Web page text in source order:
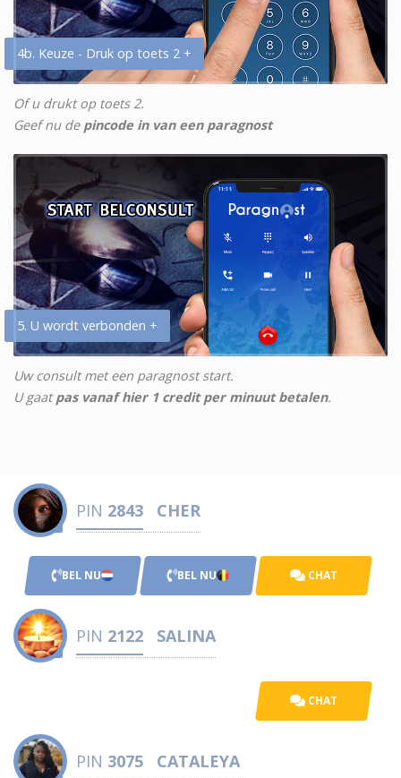
4b. Keuze - Druk op toets 2 +
Of u drukt op toets 2.
Geef nu de pincode in van een paragnost
5. U wordt verbonden +
Uw consult met een paragnost start.
U gaatpas vanaf hier 1 credit per minuut betalen.
PIN 2843 CHER
BEL NU BEL NU CHAT
PIN 2122 SALINA
CHAT
PIN 3075 CATALEYA